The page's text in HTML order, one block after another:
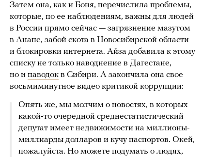
Затем она, как и Боня, перечислила проблемы,
которые, по ее наблюдениям, важны для людей
в России прямо сейчас — загрязнение мазутом
в Анапе, забой скота в Новосибирской области
и блокировки интернета. Айза добавила к этому
списку не только наводнение в Дагестане,
но и паводок в Сибири. А закончила она свое
восьмиминутное видео критикой коррупции:
Опять же, мы молчим о новостях, в которых
какой-то очередной среднестатистический
депутат имеет недвижимости на миллионы-
миллиарды долларов и кучу паспортов. Окей,
пожалуйста. Но можете подумать о людях,